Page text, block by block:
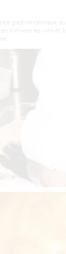
gastronomique
lumière les vins et la